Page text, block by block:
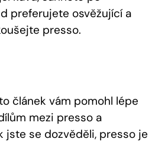
preferujete osvěžující a
presso.
článek vám pomohl lépe
mezi presso a
jste se dozvěděli, presso je